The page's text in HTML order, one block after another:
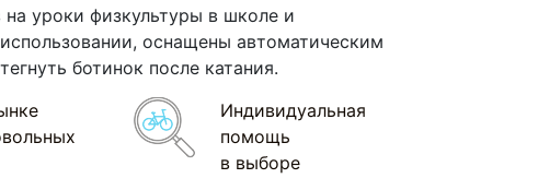
уроки физкультуры в школе и
оснащены автоматическим
ботинок после катания.
Индивидуальная
помощь
в выборе